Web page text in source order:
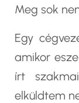
Meg sok
Egy
amikor
írt
elküldtem